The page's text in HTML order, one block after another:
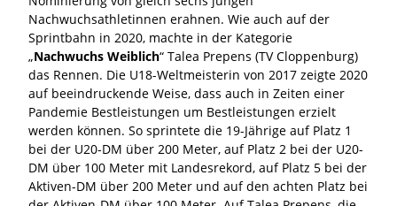
Nachwuchsathletinnen erahnen. Wie auch auf der
Sprintbahn in 2020, machte in der Kategorie
„Nachwuchs Weiblich“ Talea Prepens (TV Cloppenburg)
das Rennen. Die U18-Weltmeisterin von 2017 zeigte 2020
auf beeindruckende Weise, dass auch in Zeiten einer
Pandemie Bestleistungen um Bestleistungen erzielt
werden können. So sprintete die 19-Jährige auf Platz 1
bei der U20-DM über 200 Meter, auf Platz 2 bei der U20-
DM über 100 Meter mit Landesrekord, auf Platz 5 bei der
Aktiven-DM über 200 Meter und auf den achten Platz bei